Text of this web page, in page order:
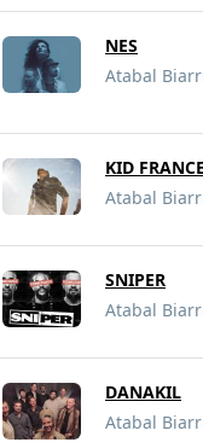
NES
Atabal
KID
Atabal
SNIPER
Atabal
DANAKIL
Atabal